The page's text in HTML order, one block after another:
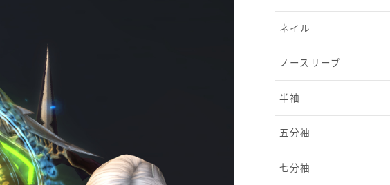
アジムステップ風デザイン
マント
ローライズ
ネイル
ノースリーブ
半袖
五分袖
七分袖